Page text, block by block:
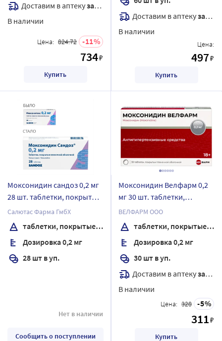
Доставим в аптекузавтра
В наличии
Цена: 824.72 11
734₽
Купить
Доставим в аптекузавтра
В наличии
Цена:
497₽
Купить
Моксонидин сандоз 0,2 мг
28 шт. таблетки, покрытые
пленочной оболочкой
Салютас Фарма ГмбХ
таблетки, покрытые пленочной оболочкой
Дозировка 0,2 мг
28 шт в уп.
Нет в наличии
Сообщить о поступлении
Моксонидин Велфарм 0,2
мг 30 шт. таблетки,
покрытые пленочной
оболочкой
ВЕЛФАРМ ООО
таблетки, покрытые пленочной оболочкой
Дозировка 0,2 мг
30 шт в уп.
Доставим в аптекузавтра
В наличии
Цена: 328 5
311₽
Купить